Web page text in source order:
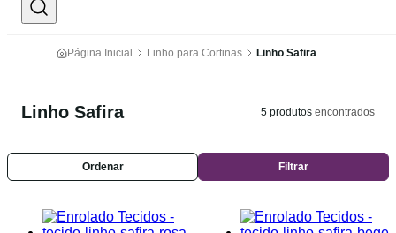
Página Inicial Linho para Cortinas Linho Safira
Linho Safira 5 produtos encontrados
Ordenar Filtrar